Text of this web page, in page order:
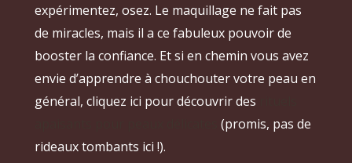
expérimentez, osez. Le maquillage ne fait pas
de miracles, mais il a ce fabuleux pouvoir de
booster la confiance. Et si en chemin vous avez
envie d’apprendre à chouchouter votre peau en
général, cliquez ici pour découvrir des
(promis, pas de
rideaux tombants ici !).